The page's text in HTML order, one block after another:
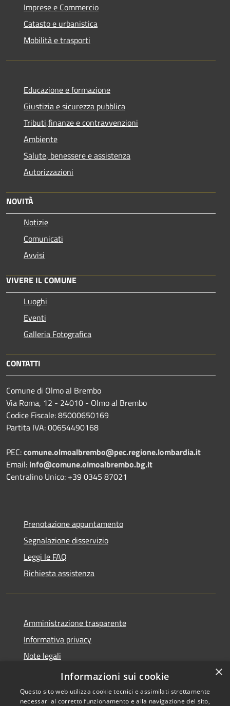
Imprese e Commercio
Catasto e urbanistica
Mobilità e trasporti
Educazione e formazione
Giustizia e sicurezza pubblica
Tributi,finanze e contravvenzioni
Ambiente
Salute, benessere e assistenza
Autorizzazioni
NOVITÀ
Notizie
Comunicati
Avvisi
VIVERE IL COMUNE
Luoghi
Eventi
Galleria Fotografica
CONTATTI
Comune di Olmo al Brembo
Via Roma, 12 - 24010 - Olmo al Brembo
Codice Fiscale: 85000650169
Partita IVA: 00654490168
PEC:comune.olmoalbrembo@pec.regione.lombardia.it
Email: info@comune.olmoalbrembo.bg.it
Centralino Unico: +39 0345 87021
Prenotazione appuntamento
Segnalazione disservizio
Leggi le FAQ
Richiesta assistenza
Amministrazione trasparente
Informativa privacy
Note legali
Dichiarazione di accessibilità
×
Informazioni sui cookie
Questo sito web utilizza cookie tecnici e assimilati strettamente
necessari al corretto funzionamento e alla navigazione del sito,